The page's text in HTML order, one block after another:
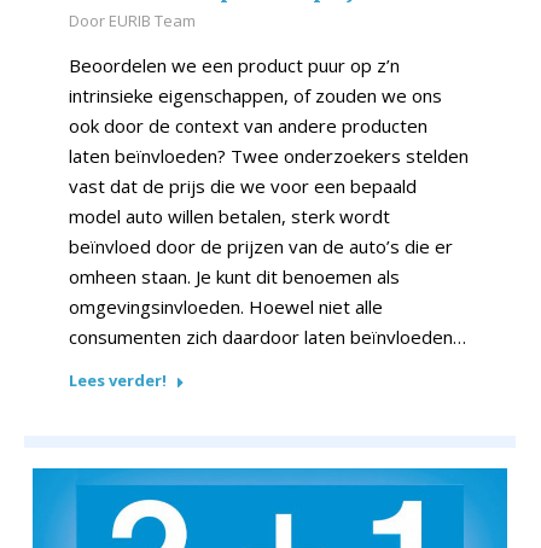
Door EURIB Team
Beoordelen we een product puur op z’n
intrinsieke eigenschappen, of zouden we ons
ook door de context van andere producten
laten beïnvloeden? Twee onderzoekers stelden
vast dat de prijs die we voor een bepaald
model auto willen betalen, sterk wordt
beïnvloed door de prijzen van de auto’s die er
omheen staan. Je kunt dit benoemen als
omgevingsinvloeden. Hoewel niet alle
consumenten zich daardoor laten beïnvloeden…
Lees verder!